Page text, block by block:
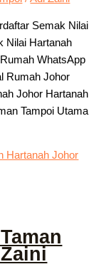
Semak Nilai
Nilai Hartanah
WhatsApp
Rumah Johor
Johor Hartanah
Tampoi Utama
Hartanah Johor